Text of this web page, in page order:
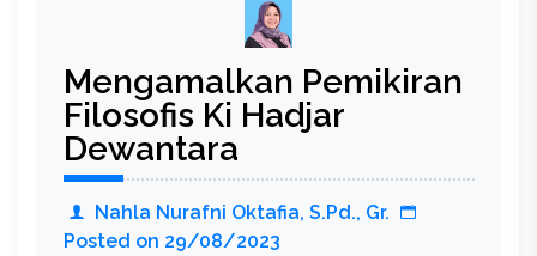
Siswa
Mengamalkan Pemikiran
Filosofis Ki Hadjar
Dewantara
Nahla Nurafni Oktafia, S.Pd., Gr.
Posted on 29/08/2023